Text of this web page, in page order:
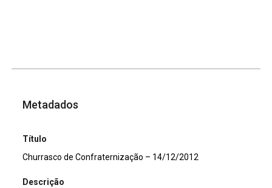
Metadados
Título
Churrasco de Confraternização – 14/12/2012
Descrição